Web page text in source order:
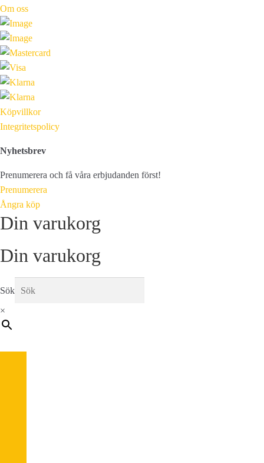
Om oss
Köpvillkor
Integritetspolicy
Nyhetsbrev
Prenumerera och få våra erbjudanden först!
Prenumerera
Ångra köp
Din varukorg
Din varukorg
Sök
×